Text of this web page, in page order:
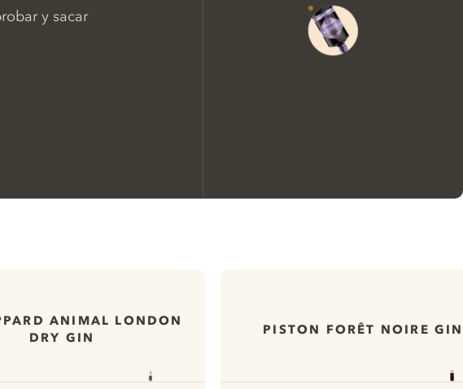
y sacar
ANIMAL LONDON
DRY GIN
PISTON FORÊT NOIRE GIN
En savoir plus sur
notre politique de gestion